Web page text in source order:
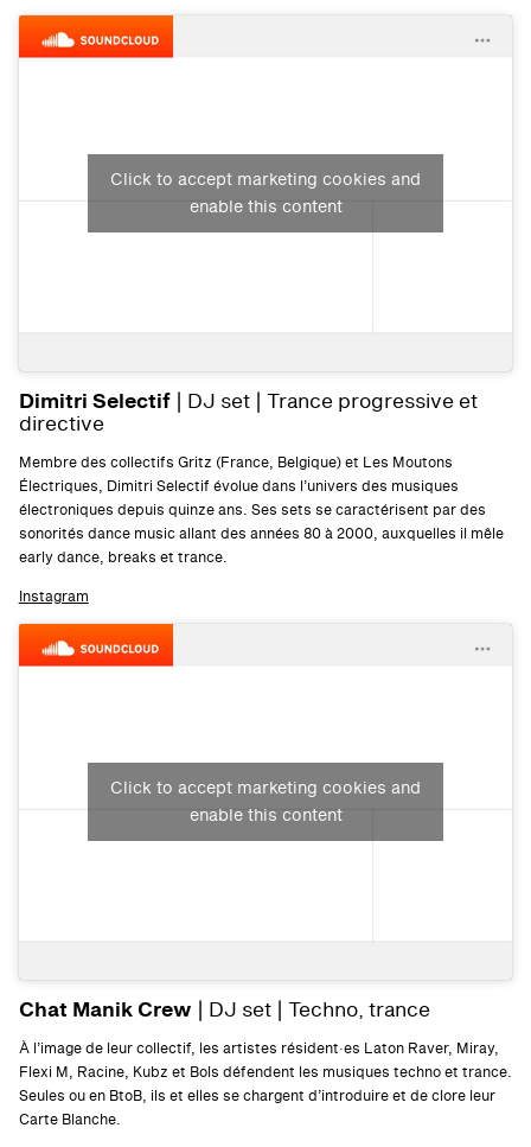
Click to accept marketing cookies and
enable this content
Dimitri Selectif| DJ set | Trance progressive et
directive
Membre des collectifs Gritz (France, Belgique) et Les Moutons
Électriques, Dimitri Selectif évolue dans l’univers des musiques
électroniques depuis quinze ans. Ses sets se caractérisent par des
sonorités dance music allant des années 80 à 2000, auxquelles il mêle
early dance, breaks et trance.
Instagram
Click to accept marketing cookies and
enable this content
Chat Manik Crew | DJ set | Techno, trance
À l’image de leur collectif, les artistes résident·es Laton Raver, Miray,
Flexi M, Racine, Kubz et Bols défendent les musiques techno et trance.
Seules ou en BtoB, ils et elles se chargent d’introduire et de clore leur
Carte Blanche.